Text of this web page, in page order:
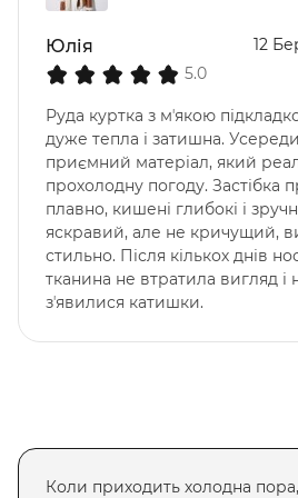
Юлія
5.0
12
Руда куртка з мʼякою
дуже тепла і затишна.
приємний матеріал, який
прохолодну погоду. Застібка
плавно, кишені глибокі і
яскравий, але не кричущий,
стильно. Після кількох днів
тканина не втратила вигляд і
зʼявилися катишки.
Коли приходить холодна